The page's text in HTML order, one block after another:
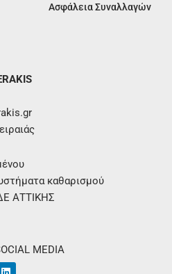
Ασφάλεια Συναλλαγών
καθαρισμού
ΑΤΤΙΚΗΣ
MEDIA
L